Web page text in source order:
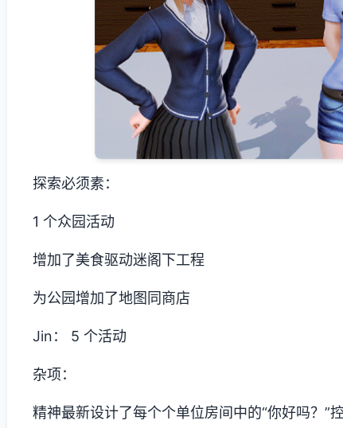
探索必须素：
1 个众园活动
增加了美食驱动迷阁下工程
为公园增加了地图同商店
Jin： 5 个活动
杂项：
精神最新设计了每个个单位房间中的“你好吗？”